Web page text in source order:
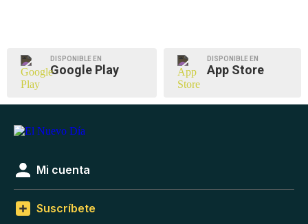
DISPONIBLE EN
Google Play
DISPONIBLE EN
App Store
Mi cuenta
Suscríbete